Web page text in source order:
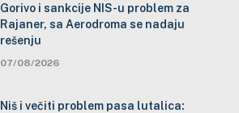
Gorivo i sankcije NIS-u problem za
Rajaner, sa Aerodroma se nadaju
rešenju
07/08/2026
Niš i večiti problem pasa lutalica: